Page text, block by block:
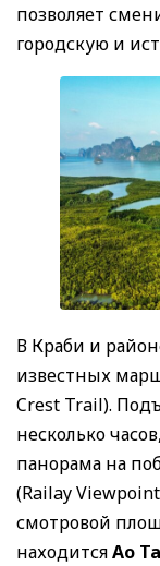
позволяет
городскую и
В Краби и
известных
Crest Trail).
несколько
панорама на
(Railay
смотровой
находитсяАо